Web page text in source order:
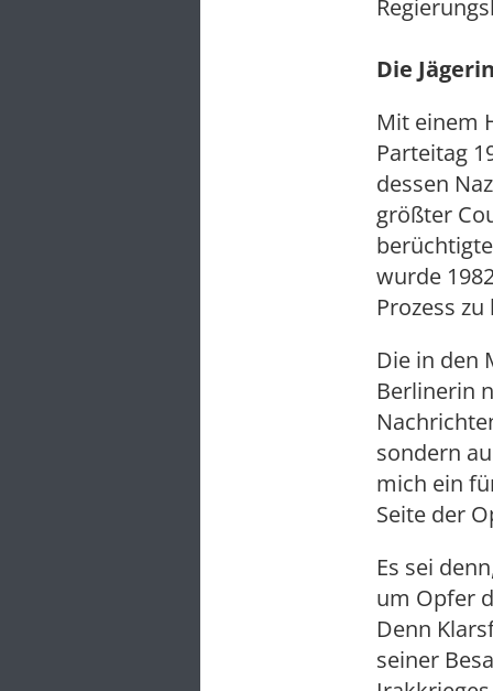
Die
Mit einem
Parteitag
dessen
größter
wurde
Prozess
Die in den
Berlinerin
sondern
mich ein
Seite der
Es sei
um Opfer
Denn
seiner